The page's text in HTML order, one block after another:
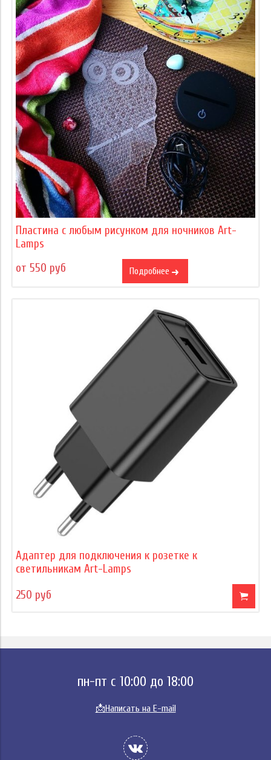
Пластина с любым рисунком для ночников Art-
Lamps
от 550 руб
Подробнее
Адаптер для подключения к розетке к
светильникам Art-Lamps
250 руб
пн-пт с 10:00 до 18:00
📩Написать на E-mail